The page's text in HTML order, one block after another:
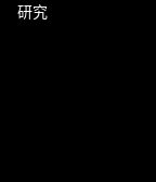
研究